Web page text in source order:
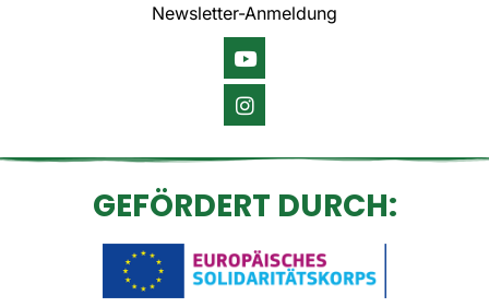
Newsletter-Anmeldung
GEFÖRDERT DURCH: